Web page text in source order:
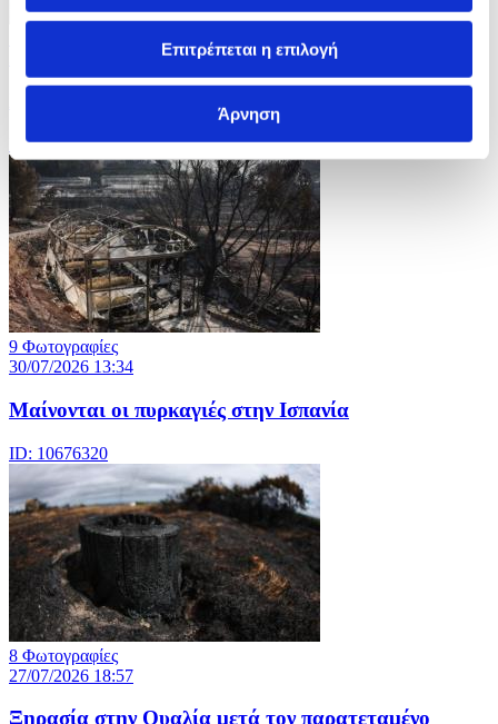
Επιτρέπεται η επιλογή
Άρνηση
Χαμηλή η στάθμη του Ρήνου εξαιτίας καύσωνα
ID: 10676328
9 Φωτογραφίες
30/07/2026 13:34
Μαίνονται οι πυρκαγιές στην Ισπανία
ID: 10676320
8 Φωτογραφίες
27/07/2026 18:57
Ξηρασία στην Ουαλία μετά τον παρατεταμένο